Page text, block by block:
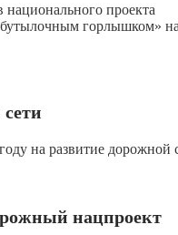
проекта
горлышком» на
на развитие дорожной
нацпроект